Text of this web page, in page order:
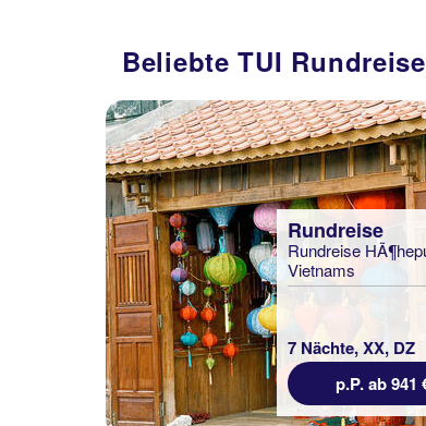
Beliebte TUI
Rundreise
Rundreise
Vietnams
7 Nächte, XX, DZ
p.P. ab 941